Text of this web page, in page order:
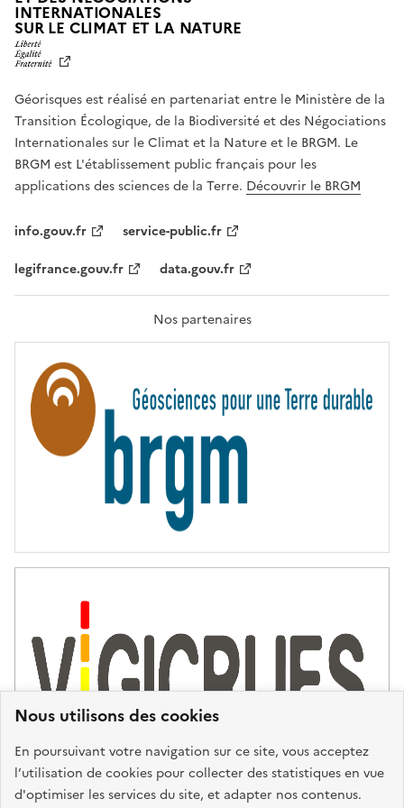
Nous utilisons des cookies
En poursuivant votre navigation sur ce site, vous acceptez
l’utilisation de cookies pour collecter des statistiques en vue
d'optimiser les services du site, et adapter nos contenus.
INTERNATIONALES
SUR LE CLIMAT ET LA NATUREL
T
É
,
É
G
A
L
F
A
T
R
T
É
Géorisques est réalisé en partenariat entre le Ministère de la
Transition Écologique, de la Biodiversité et des Négociations
Internationales sur le Climat et la Nature et le BRGM. Le
BRGM est L'établissement public français pour les
applications des sciences de la Terre. Découvrir le BRGM
info.gouv.fr
service-public.fr
legifrance.gouv.fr
data.gouv.fr
Nos partenaires